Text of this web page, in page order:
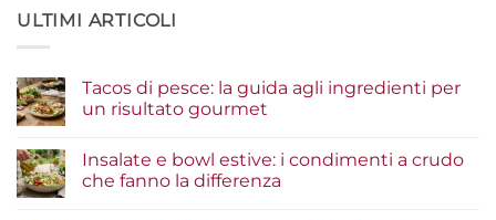
ULTIMI ARTICOLI
Tacos di pesce: la guida agli ingredienti per
un risultato gourmet
su
Tacos
di
Insalate e bowl estive: i condimenti a crudo
che fanno la differenza